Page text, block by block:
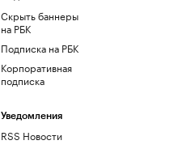
Скрыть баннеры
на РБК
Подписка на РБК
Корпоративная
подписка
Уведомления
RSS Новости